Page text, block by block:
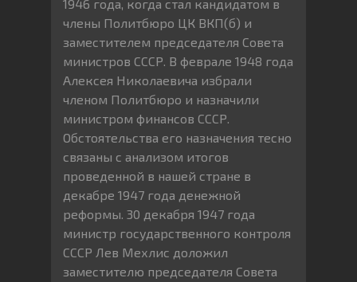
1946 года, когда стал кандидатом в
члены Политбюро ЦК ВКП(б) и
заместителем председателя Совета
министров СССР. В феврале 1948 года
Алексея Николаевича избрали
членом Политбюро и назначили
министром финансов СССР.
Обстоятельства его назначения тесно
связаны с анализом итогов
проведенной в нашей стране в
декабре 1947 года денежной
реформы. 30 декабря 1947 года
министр государственного контроля
СССР Лев Мехлис доложил
заместителю председателя Совета